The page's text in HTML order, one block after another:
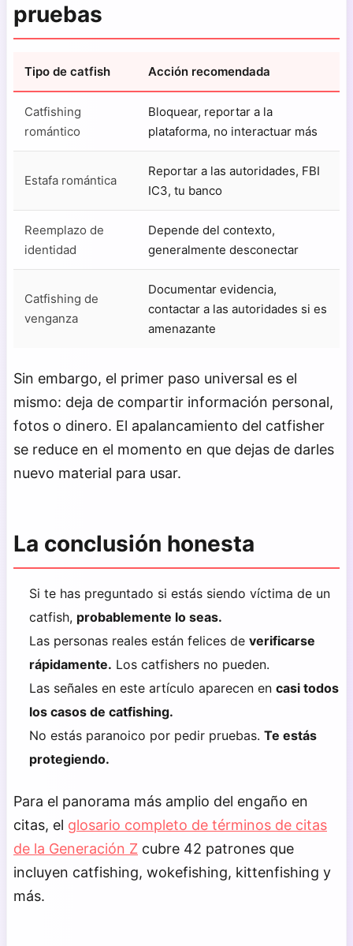
pruebas
Tipo de catfish Acción recomendada
Catfishing
romántico
Bloquear, reportar a la
plataforma, no interactuar más
Estafa romántica
Reportar a las autoridades, FBI
IC3, tu banco
Reemplazo de
identidad
Depende del contexto,
generalmente desconectar
Catfishing de
venganza
Documentar evidencia,
contactar a las autoridades si es
amenazante
Sin embargo, el primer paso universal es el
mismo: deja de compartir información personal,
fotos o dinero. El apalancamiento del catfisher
se reduce en el momento en que dejas de darles
nuevo material para usar.
La conclusión honesta
Si te has preguntado si estás siendo víctima de un
catfish, probablemente lo seas.
Las personas reales están felices de verificarse
rápidamente. Los catfishers no pueden.
Las señales en este artículo aparecen en casi todos
los casos de catfishing.
No estás paranoico por pedir pruebas. Te estás
protegiendo.
Para el panorama más amplio del engaño en
citas, el glosario completo de términos de citas
de la Generación Z cubre 42 patrones que
incluyen catfishing, wokefishing, kittenfishing y
más.